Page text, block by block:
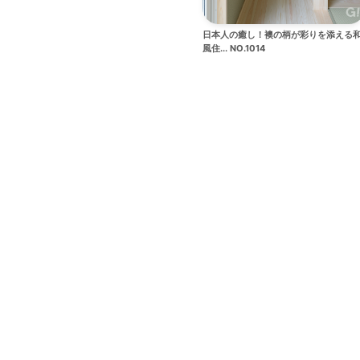
日本人の癒し！襖の柄が彩りを添える
風住... NO.1014